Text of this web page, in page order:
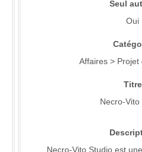
Seul
Oui
Affaires > Projet
Titre
Necro-Vito
Necro-Vito Studio est